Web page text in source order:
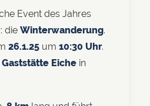
Event des Jahres
die Winterwanderung.
26.1.25 um 10:30 Uhr.
Gaststätte Eiche in